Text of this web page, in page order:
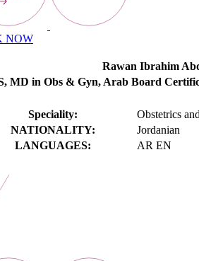
NOW
Rawan Ibrahim
MD in Obs & Gyn, Arab Board
Speciality:
Obstetrics
NATIONALITY:
Jordanian
LANGUAGES:
AR EN